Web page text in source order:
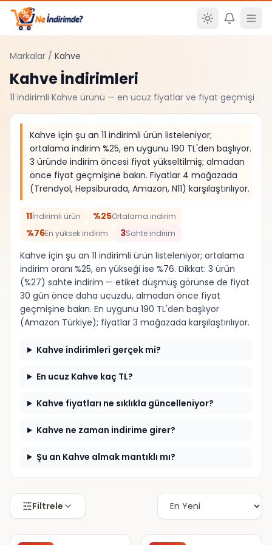
Ana içeriğe atla
Markalar / Kahve
Kahveİndirimleri
11 indirimli Kahve ürünü — en ucuz fiyatlar ve fiyat geçmişi
Kahve için şu an 11 indirimli ürün listeleniyor;
ortalama indirim %25, en uygunu 190 TL'den başlıyor.
3 üründe indirim öncesi fiyat yükseltilmiş; almadan
önce fiyat geçmişine bakın. Fiyatlar 4 mağazada
(Trendyol, Hepsiburada, Amazon, N11) karşılaştırılıyor.
11İndirimli ürün %25Ortalama indirim
%76En yüksek indirim 3Sahte indirim
Kahve için şu an 11 indirimli ürün listeleniyor; ortalama
indirim oranı %25, en yükseği ise %76. Dikkat: 3 ürün
(%27) sahte indirim — etiket düşmüş görünse de fiyat
30 gün önce daha ucuzdu, almadan önce fiyat
geçmişine bakın. En uygunu 190 TL'den başlıyor
(Amazon Türkiye); fiyatlar 3 mağazada karşılaştırılıyor.
Kahve indirimleri gerçek mi?
En ucuz Kahve kaç TL?
Kahve fiyatları ne sıklıkla güncelleniyor?
Kahve ne zaman indirime girer?
Şu an Kahve almak mantıklı mı?
Filtrele